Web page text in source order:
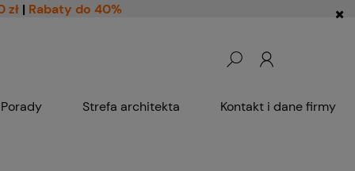
zł | Rabaty do 40%
Porady Strefa architekta Kontakt i dane firmy